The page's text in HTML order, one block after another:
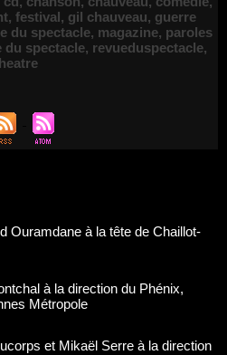
, festival, gil chauveau, guerre
du spectacle, magazine, paroles
du spectacle, revueduspectacle,
Ouramdane à la tête de Chaillot-
à la direction du Phénix,
Métropole
et Mikaël Serre à la direction
Dramatique National Grand